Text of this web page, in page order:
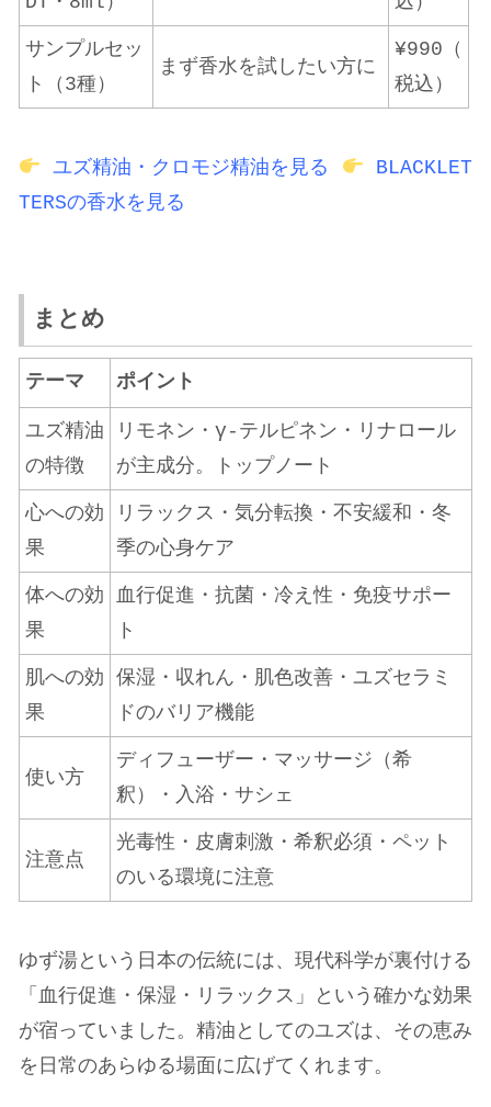
サンプルセッ
ト（3種）
まず香水を試したい方に
¥990（
税込）
ユズ精油・クロモジ精油を見る
BLACKLET
TERSの香水を見る
まとめ
テーマ ポイント
ユズ精油
の特徴
リモネン・γ-テルピネン・リナロール
が主成分。トップノート
心への効
果
リラックス・気分転換・不安緩和・冬
季の心身ケア
体への効
果
血行促進・抗菌・冷え性・免疫サポー
ト
肌への効
果
保湿・収れん・肌色改善・ユズセラミ
ドのバリア機能
使い方
ディフューザー・マッサージ（希
釈）・入浴・サシェ
注意点
光毒性・皮膚刺激・希釈必須・ペット
のいる環境に注意
ゆず湯という日本の伝統には、現代科学が裏付ける
「血行促進・保湿・リラックス」という確かな効果
が宿っていました。精油としてのユズは、その恵み
を日常のあらゆる場面に広げてくれます。